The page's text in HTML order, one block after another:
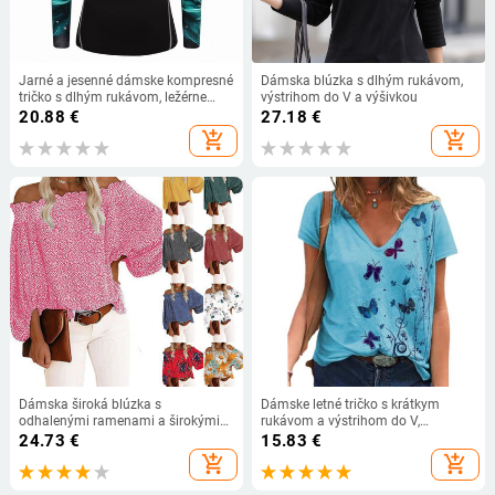
Jarné a jesenné dámske kompresné
tričko s dlhým rukávom, ležérne
fitness elastické oblečenie,
pančuchy, rýchloschnúce termo
spodné prádlo
20.88 €
add_shopping_cart
Dámska blúzka s dlhým rukávom,
výstrihom do V a výšivkou
27.18 €
add_shopping_cart
Dámska široká blúzka s
odhalenými ramenami a širokými
rukávmi
24.73 €
add_shopping_cart
Dámske letné tričko s krátkym
rukávom a výstrihom do V,
motýľovou potlačou, ležérne, voľné,
15.83 €
add_shopping_cart